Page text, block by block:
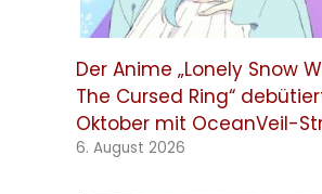
Der Anime „Lonely Snow
The Cursed Ring“
Oktober mit OceanVeil-
6. August 2026